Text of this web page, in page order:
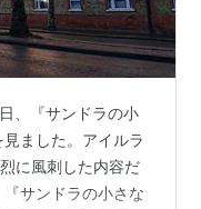
、『サンドラの小
ました。アイルラ
に風刺した内容だ
サンドラの小さな